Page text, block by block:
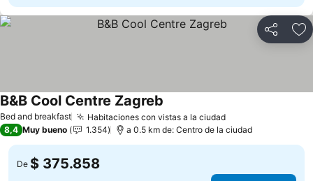
Compartir
Bed and breakfast Habitaciones con vistas a la ciudad
B&B Cool Centre Zagreb
8,4 Muy bueno 1.354 a 0.5 km de: Centro de la ciudad
De $ 375.858